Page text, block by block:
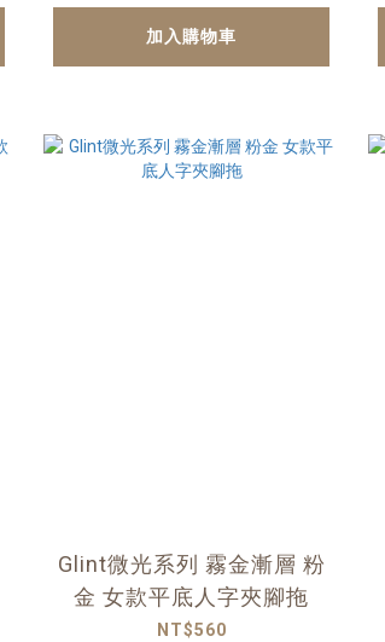
加入購物車
Glint微光系列 霧金漸層 粉
金 女款平底人字夾腳拖
NT$560